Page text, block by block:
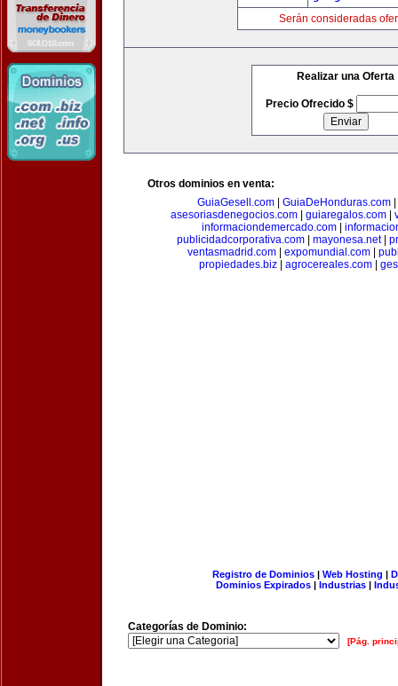
Serán consideradas
Realizar una Oferta
Precio Ofrecido $
Otros dominios en venta:
GuiaGesell.com
GuiaDeHonduras.com
asesoriasdenegocios.com
guiaregalos.com
informaciondemercado.com|
publicidadcorporativa.com
mayonesa.net|
ventasmadrid.com
expomundial.com
propiedades.biz| agrocereales.com|
Registro de Dominios| Web Hosting |
Dominios Expirados | Industrias |
Categorías de Dominio:
[Pág.